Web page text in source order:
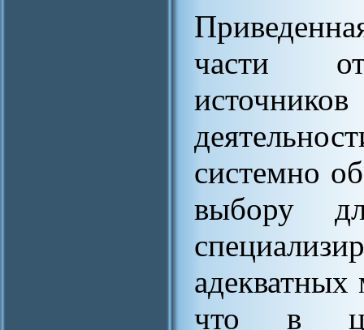
части
системно
выбору
адекватных
что в